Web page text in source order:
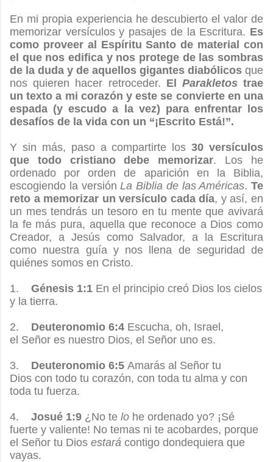
En mi propia experiencia he descubierto el valor de
memorizar versículos y pasajes de la Escritura. Es
como proveer al Espíritu Santo de material con
el que nos edifica y nos protege de las sombras
de la duda y de aquellos gigantes diabólicos que
nos quieren hacer retroceder. El Parakletos trae
un texto a mi corazón y este se convierte en una
espada (y escudo a la vez) para enfrentar los
desafíos de la vida con un “¡Escrito Está!”.
Y sin más, paso a compartirte los30 versículos
que todo cristiano debe memorizar. Los he
ordenado por orden de aparición en la Biblia,
escogiendo la versión La Biblia de las Américas. Te
reto a memorizar un versículo cada día, y así, en
un mes tendrás un tesoro en tu mente que avivará
la fe más pura, aquella que reconoce a Dios como
Creador, a Jesús como Salvador, a la Escritura
como nuestra guía y nos llena de seguridad de
quiénes somos en Cristo.
1. Génesis 1:1 En el principio creó Dios los cielos
y la tierra.
2. Deuteronomio 6:4 Escucha, oh, Israel,
el Señor es nuestro Dios, el Señor uno es.
3. Deuteronomio 6:5 Amarás al Señor tu
Dios con todo tu corazón, con toda tu alma y con
toda tu fuerza.
4. Josué 1:9 ¿No te lo he ordenado yo? ¡Sé
fuerte y valiente! No temas ni te acobardes, porque
el Señor tu Dios estará contigo dondequiera que
vayas.